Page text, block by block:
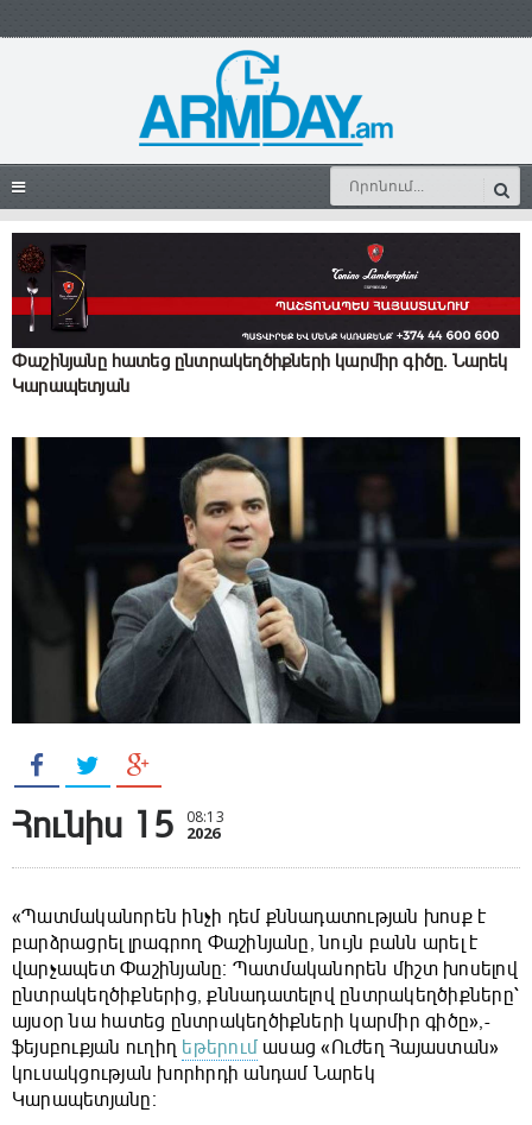
Փաշինյանը հատեց ընտրակեղծիքների կարմիր գիծը. Նարեկ
Կարապետյան
Հունիս 15 08:13
2026
«Պատմականորեն ինչի դեմ քննադատության խոսք է
բարձրացրել լրագրող Փաշինյանը, նույն բանն արել է
վարչապետ Փաշինյանը։ Պատմականորեն միշտ խոսելով
ընտրակեղծիքներից, քննադատելով ընտրակեղծիքները՝
այսօր նա հատեց ընտրակեղծիքների կարմիր գիծը»,-
ֆեյսբուքյան ուղիղ եթերում ասաց «Ուժեղ Հայաստան»
կուսակցության խորհրդի անդամ Նարեկ
Կարապետյանը։